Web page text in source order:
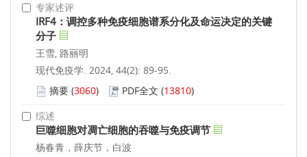
专家述评
IRF4：调控多种免疫细胞谱系分化及命运决定的关键
分子
王雪, 路丽明
现代免疫学. 2024, 44(2): 89-95.
摘要 (3060) PDF全文 (13810)
综述
巨噬细胞对凋亡细胞的吞噬与免疫调节
杨春青，薛庆节，白波